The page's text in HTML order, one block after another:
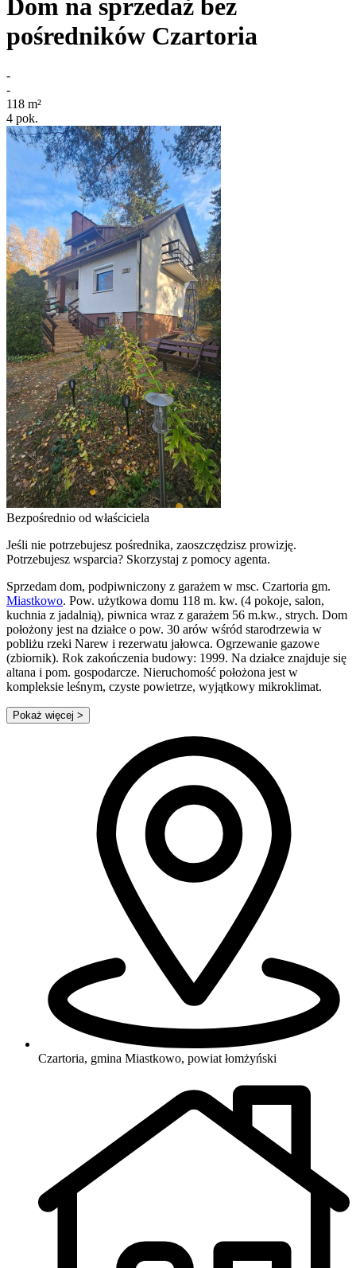
Dom na sprzedaż bez
pośredników Czartoria
-
-
118 m²
4 pok.
Bezpośrednio od właściciela
Jeśli nie potrzebujesz pośrednika, zaoszczędzisz prowizję.
Potrzebujesz wsparcia? Skorzystaj z pomocy agenta.
Sprzedam dom, podpiwniczony z garażem w msc. Czartoria gm.
Miastkowo. Pow. użytkowa domu 118 m. kw. (4 pokoje, salon,
kuchnia z jadalnią), piwnica wraz z garażem 56 m.kw., strych. Dom
położony jest na działce o pow. 30 arów wśród starodrzewia w
pobliżu rzeki Narew i rezerwatu jałowca. Ogrzewanie gazowe
(zbiornik). Rok zakończenia budowy: 1999. Na działce znajduje się
altana i pom. gospodarcze. Nieruchomość położona jest w
kompleksie leśnym, czyste powietrze, wyjątkowy mikroklimat.
Pokaż więcej >
Czartoria, gmina Miastkowo, powiat łomżyński